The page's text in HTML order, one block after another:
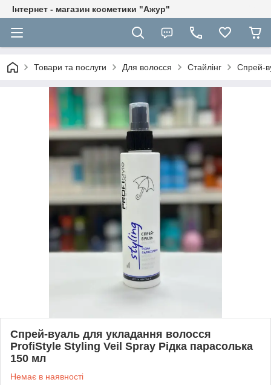
Інтернет - магазин косметики "Ажур"
Товари та послуги Для волосся Стайлінг Спрей-
Спрей-вуаль для укладання волосся
ProfiStyle Styling Veil Spray Рідка парасолька
150 мл
Немає в наявності